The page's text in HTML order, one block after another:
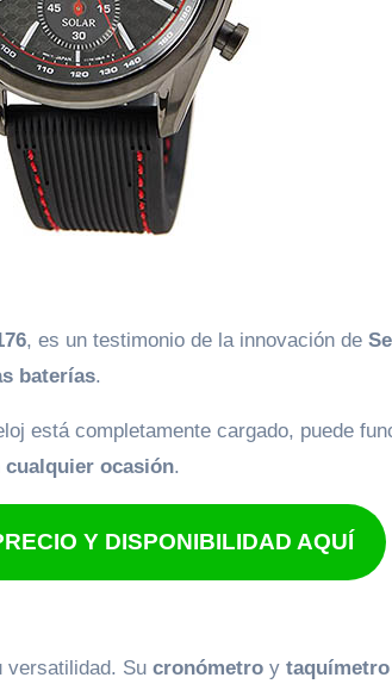
, es un testimonio de la innovación de
baterías.
está completamente cargado, puede
ocasión.
Y DISPONIBILIDAD AQUÍ
versatilidad. Su cronómetro y taquímetro